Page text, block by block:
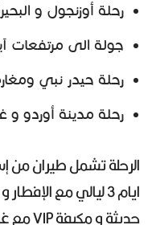
رحلة أوزنجول و
جولة الى مرتفعات
رحلة حيدر نبي
رحلة مدينة أوردو و
ايام 3 ليالي مع
حديثة و مكيفة VIP مع غروب ومرشد سياحي مرافق.